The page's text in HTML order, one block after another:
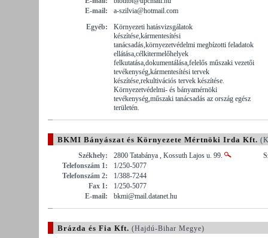
E-mail:
a-szilvia@hotmail.com
Egyéb:
Környezeti hatásvizsgálatok
készítése,kármentesítési
tanácsadás,környezetvédelmi megbízotti feladatok
ellátása,célkitermelőhelyek
felkutatása,dokumentálása,felelős műszaki vezetői
tevékenység,kármentesítési tervek
készítése,rekultivációs tervek készítése.
Környezetvédelmi- és bányamérnöki
tevékenység,műszaki tanácsadás az ország egész
területén.
BKMI Bányászat és Környezete Mértnöki Irda Kft.
Székhely:
2800 Tatabánya , Kossuth Lajos u. 99.
Telefonszám 1:
1/250-5077
Telefonszám 2:
1/388-7244
Fax 1:
1/250-5077
E-mail:
bkmi@mail.datanet.hu
Brázda és Fia Kft. (Hajdú-Bihar Megye)